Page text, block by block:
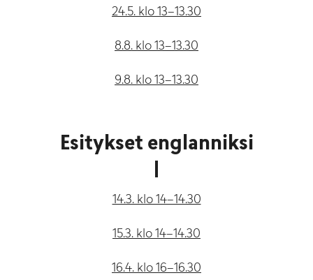
24.5. klo 13–13.30
8.8. klo 13–13.30
9.8. klo 13–13.30
Esitykset englanniksi
14.3. klo 14–14.30
15.3. klo 14–14.30
16.4. klo 16–16.30